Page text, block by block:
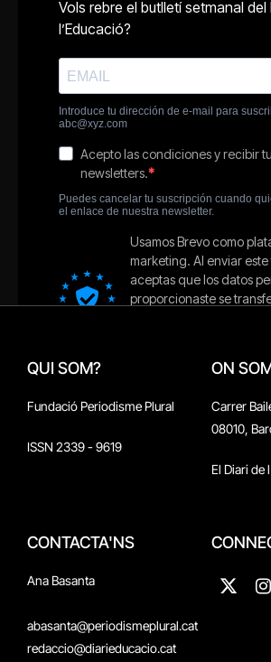
QUI SOM?
Fundació Periodisme Plural
ISSN 2339 - 9619
ON
Carrer
08010,
El Diari de
CONTACTA'NS
Ana Basanta
abasanta@periodismeplural.cat
redaccio@diarieducacio.cat
X